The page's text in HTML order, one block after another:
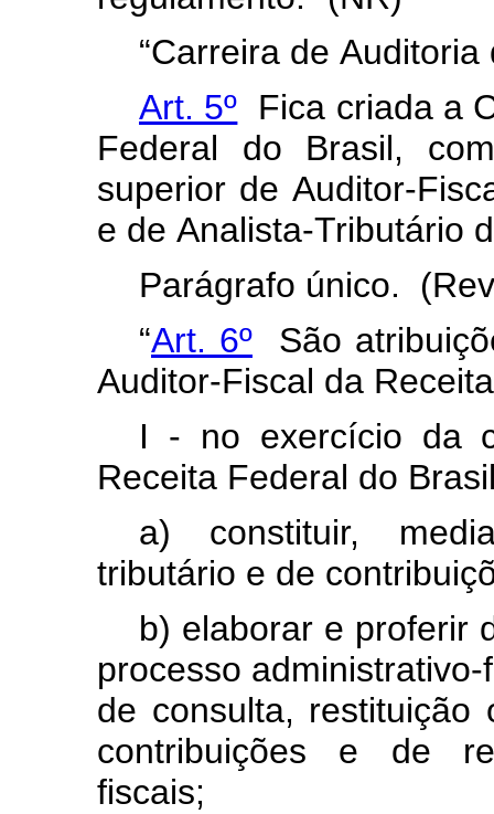
“Carreira de Auditoria
Art. 5º Fica criada a
Federal
do Brasil,
superior de Auditor-
e de Analista-Tributário
Parágrafo único.
“Art. 6º São
Auditor-Fiscal da Receita
I
- no exercício da
Receita Federal do
a)
constituir,
tributário e de
b) elaborar e proferir
processo administrativo-
de consulta, restituição
contribuições
e de
fiscais;